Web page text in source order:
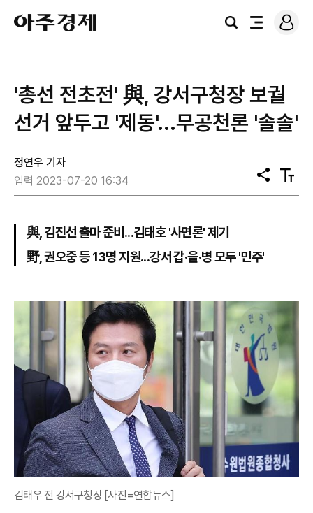
아
주
경
검
전
로
그
'총선 전초전' 與, 강서구청장 보궐
선거 앞두고 '제동'...무공천론 '솔솔'
정연우 기자
입력 2023-07-20 16:34
공
유
텍
스
與, 김진선 출마 준비...김태호 '사면론' 제기
野, 권오중 등 13명 지원...강서 갑·을·병 모두 '민주'
김태우 전 강서구청장 [사진=연합뉴스]